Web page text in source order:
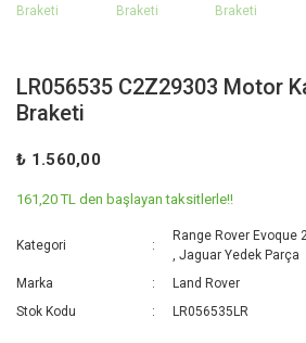
LR056535 C2Z29303 Motor
Braketi
₺ 1.560,00
161,20 TL den başlayan taksitlerle!!
Kategori
Range Rover Evoque
,Jaguar Yedek Parça
Marka
Land Rover
Stok Kodu
LR056535LR